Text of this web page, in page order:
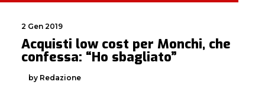
2 Gen 2019
Acquisti low cost per Monchi, che
confessa: “Ho sbagliato”
by Redazione